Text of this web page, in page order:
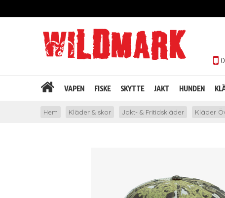
VAPEN FISKE SKYTTE JAKT HUNDEN
Hem Kläder & skor Jakt- & Fritidskläder Kläder